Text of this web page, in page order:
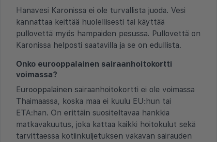
Hanavesi Karonissa ei ole turvallista juoda. Vesi
kannattaa keittää huolellisesti tai käyttää
pullovettä myös hampaiden pesussa. Pullovettä on
Karonissa helposti saatavilla ja se on edullista.
Onko eurooppalainen sairaanhoitokortti
voimassa?
Eurooppalainen sairaanhoitokortti ei ole voimassa
Thaimaassa, koska maa ei kuulu EU:hun tai
ETA:han. On erittäin suositeltavaa hankkia
matkavakuutus, joka kattaa kaikki hoitokulut sekä
tarvittaessa kotiinkuljetuksen vakavan sairauden